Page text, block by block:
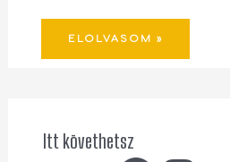
ELOLVASOM »
Itt követhetsz